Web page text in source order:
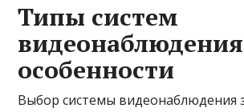
Типы систем
особенности
Выбор системы видеонаблюдения